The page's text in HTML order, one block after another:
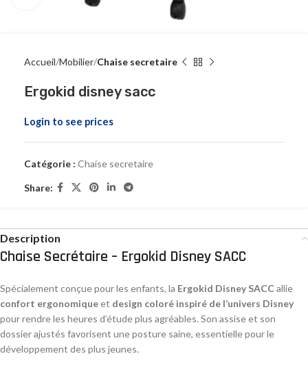
Accueil Mobilier Chaise secretaire
Ergokid disney sacc
Login to see prices
Catégorie : Chaise secretaire
Share:
Description
Chaise Secrétaire – Ergokid Disney SACC
Spécialement conçue pour les enfants, la Ergokid Disney SACC allie
confort ergonomiqueet design coloré inspiré de l’univers Disney
pour rendre les heures d’étude plus agréables. Son assise et son
dossier ajustés favorisent une posture saine, essentielle pour le
développement des plus jeunes.